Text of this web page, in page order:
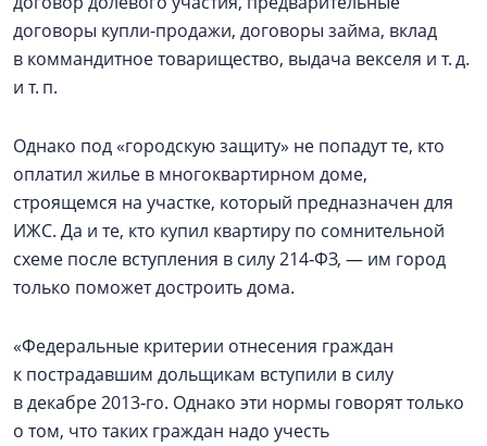
договоры купли-продажи, договоры займа, вклад
в коммандитное товарищество, выдача векселя и т. д.
и т. п.
Однако под «городскую защиту» не попадут те, кто
оплатил жилье в многоквартирном доме,
строящемся на участке, который предназначен для
ИЖС. Да и те, кто купил квартиру по сомнительной
схеме после вступления в силу 214‑ФЗ, — им город
только поможет достроить дома.
«Федеральные критерии отнесения граждан
к пострадавшим дольщикам вступили в силу
в декабре 2013‑го. Однако эти нормы говорят только
о том, что таких граждан надо учесть